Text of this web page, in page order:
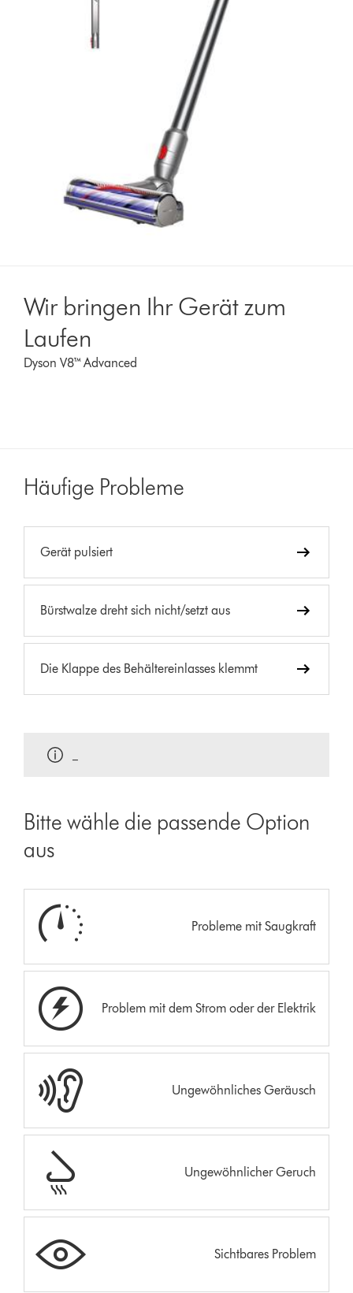
Wir bringen Ihr Gerät zum
Laufen
Dyson V8™ Advanced
Häufige Probleme
Gerät pulsiert
Bürstwalze dreht sich nicht/setzt aus
Die Klappe des Behältereinlasses klemmt
Bitte wähle die passende Option
aus
Probleme mit Saugkraft
Problem mit dem Strom oder der Elektrik
Ungewöhnliches Geräusch
Ungewöhnlicher Geruch
Sichtbares Problem